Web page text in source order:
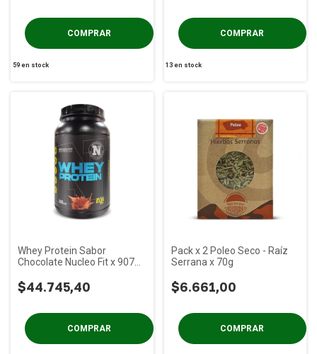
59en stock 13 en stock
Whey Protein Sabor
Chocolate Nucleo Fit x 907
$44.745,40
Pack x 2 Poleo Seco - Raíz
Serrana x 70g
$6.661,00